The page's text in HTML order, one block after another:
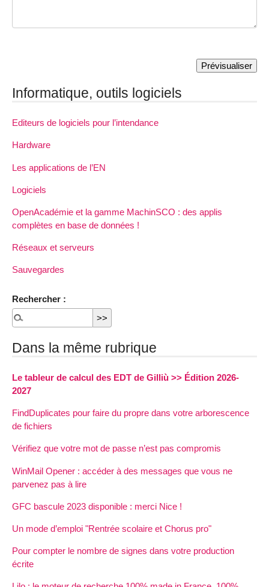
Informatique, outils logiciels
Editeurs de logiciels pour l’intendance
Hardware
Les applications de l’EN
Logiciels
OpenAcadémie et la gamme MachinSCO : des applis
complètes en base de données !
Réseaux et serveurs
Sauvegardes
Rechercher :
Dans la même rubrique
Le tableur de calcul des EDT de Gilliù >> Édition 2026-
2027
FindDuplicates pour faire du propre dans votre arborescence
de fichiers
Vérifiez que votre mot de passe n’est pas compromis
WinMail Opener : accéder à des messages que vous ne
parvenez pas à lire
GFC bascule 2023 disponible : merci Nice !
Un mode d’emploi "Rentrée scolaire et Chorus pro"
Pour compter le nombre de signes dans votre production
écrite